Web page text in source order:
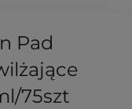
Pad
75szt